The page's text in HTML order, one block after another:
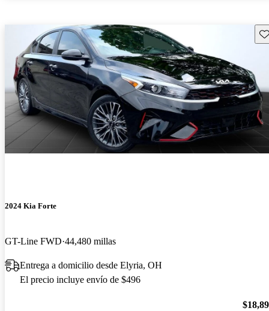
2024 Kia Forte
GT-Line FWD 44,480 millas
Entrega a domicilio desde Elyria, OH
El precio incluye envío de $496